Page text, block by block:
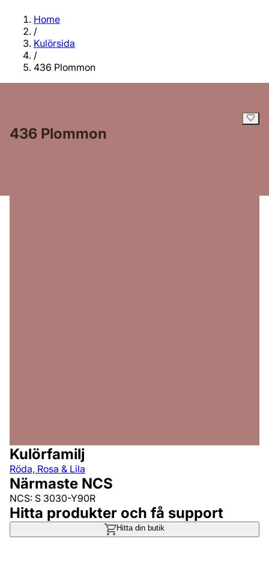
Home
/
Kulörsida
/
436 Plommon
436 Plommon
Kulörfamilj
Röda, Rosa & Lila
Närmaste NCS
NCS: S 3030-Y90R
Hitta produkter och få support
Hitta din butik